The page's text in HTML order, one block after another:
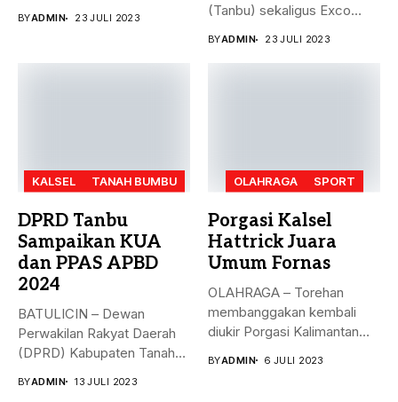
BYADMIN 23 JULI 2023
(Tanbu) sekaligus Exco
BYADMIN 23 JULI 2023
KALSEL TANAH BUMBU
DPRD Tanbu
Sampaikan KUA
dan PPAS APBD
2024
BATULICIN – Dewan
Perwakilan Rakyat Daerah
(DPRD) Kabupaten Tanah
BYADMIN 13 JULI 2023
OLAHRAGA SPORT
Porgasi Kalsel
Hattrick Juara
Umum Fornas
OLAHRAGA – Torehan
membanggakan kembali
diukir Porgasi Kalimantan
BYADMIN 6 JULI 2023